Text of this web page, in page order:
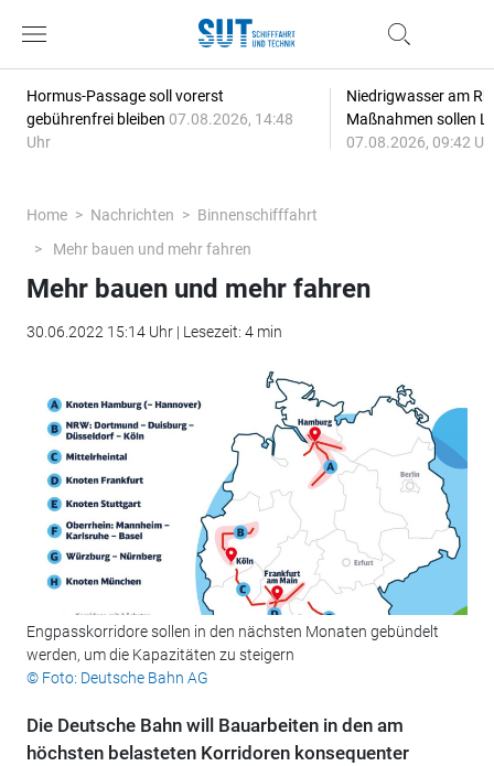
Hormus-Passage soll vorerst
gebührenfrei bleiben 07.08.2026, 14:48
Uhr
Niedrigwasser am
Maßnahmen sollen
07.08.2026, 09:42
Home Nachrichten
Binnenschifffahrt
Mehr bauen und mehr fahren
Mehr bauen und mehr fahren
30.06.2022 15:14 Uhr | Lesezeit: 4 min
Engpasskorridore sollen in den nächsten Monaten gebündelt
werden, um die Kapazitäten zu steigern
© Foto: Deutsche Bahn AG
Die Deutsche Bahn will Bauarbeiten in den am
höchsten belasteten Korridoren konsequenter